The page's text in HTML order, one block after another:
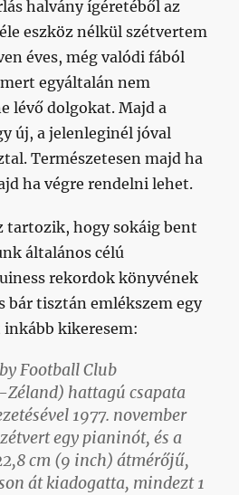
halvány ígéretéből az
eszköz nélkül szétvertem
éves, még valódi fából
egyáltalán nem
lévő dolgokat. Majd a
új, a jelenleginél jóval
Természetesen majd ha
ha végre rendelni lehet.
tartozik, hogy sokáig bent
általános célú
rekordok könyvének
bár tisztán emlékszem egy
inkább kikeresem:
Football Club
hattagú csapata
1977. november
egy pianinót, és a
cm (9 inch) átmérőjű,
át kiadogatta, mindezt 1